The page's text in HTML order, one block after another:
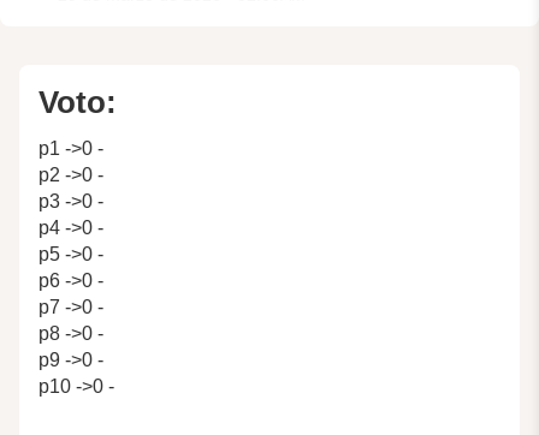
Voto:
p1 ->0 -
p2 ->0 -
p3 ->0 -
p4 ->0 -
p5 ->0 -
p6 ->0 -
p7 ->0 -
p8 ->0 -
p9 ->0 -
p10 ->0 -